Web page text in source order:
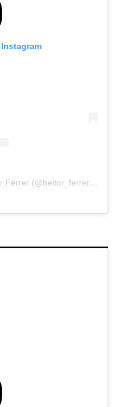
Um post compartilhado por Heitor Férrer (@heitor_ferrer77)